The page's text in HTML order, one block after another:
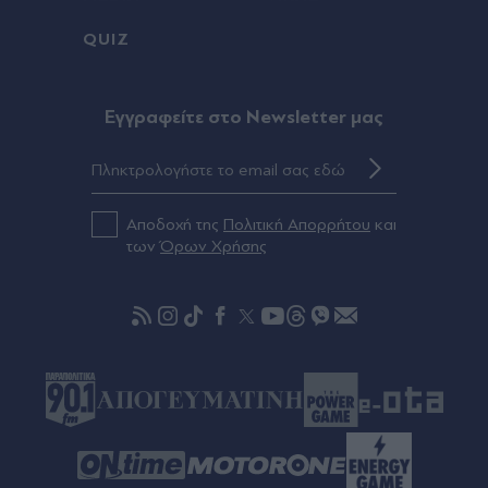
σταματήσουμε ποτέ να επενδύουμε στην
Πριν 30 λεπτά
Φθιώτιδα: Εντοπίστηκε φυτεία με περισσότερα
από 2.000 δενδρύλλια κάνναβης - Δύο συλλήψεις
Πριν 32 λεπτά
Παναγιώτη Κουτσουμπή, αγκαλιασμένοι σε
βόλτα στην Ψαρρού - Τα σχέδια για τον γάμο
QUIZ
Eγγραφείτε στο Newsletter μας
Αποδοχή της Πολιτική Απορρήτου και
τωνΌρων Χρήσης